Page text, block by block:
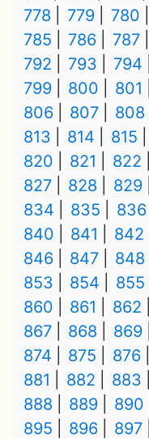
778
779 780
785
786 787
792
793 794
799
800 801
806
807 808
813
814 815
820
821 822
827
828 829
834
835 836
840
841 842
846
847 848
853
854 855
860
861 862
867
868 869
874
875 876
881
882 883
888
889 890
895
896 897